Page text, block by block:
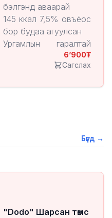
бэлгэнд аваарай
145 ккал 7,5% овъёос
бор будаа агуулсан
Ургамлын гаралтай
сүүн хүчлийн бактери
6’900
Сагслах
Бүгд →
"Dodo" Шарсан төмс